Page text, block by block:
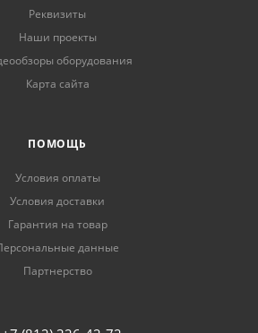
Реквизиты
Наши проекты
оборудования
Карта сайта
ПОМОЩЬ
Условия оплаты
Условия доставки
Гарантия на товар
данные
Партнерство